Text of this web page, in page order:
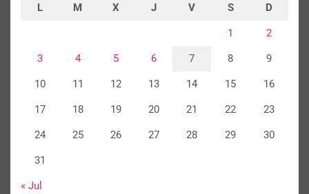
L M X J V S D
1 2
3 4 5 6 7 8 9
10 11 12 13 14 15 16
17 18 19 20 21 22 23
24 25 26 27 28 29 30
31
« Jul